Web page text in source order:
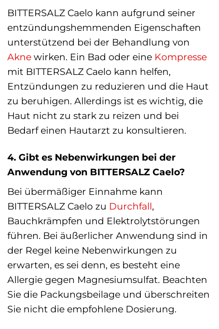
BITTERSALZ Caelo kann aufgrund seiner
entzündungshemmenden Eigenschaften
unterstützend bei der Behandlung von
Akne wirken. Ein Bad oder eine Kompresse
mit BITTERSALZ Caelo kann helfen,
Entzündungen zu reduzieren und die Haut
zu beruhigen. Allerdings ist es wichtig, die
Haut nicht zu stark zu reizen und bei
Bedarf einen Hautarzt zu konsultieren.
4. Gibt es Nebenwirkungen bei der
Anwendung von BITTERSALZ Caelo?
Bei übermäßiger Einnahme kann
BITTERSALZ Caelo zu Durchfall,
Bauchkrämpfen und Elektrolytstörungen
führen. Bei äußerlicher Anwendung sind in
der Regel keine Nebenwirkungen zu
erwarten, es sei denn, es besteht eine
Allergie gegen Magnesiumsulfat. Beachten
Sie die Packungsbeilage und überschreiten
Sie nicht die empfohlene Dosierung.